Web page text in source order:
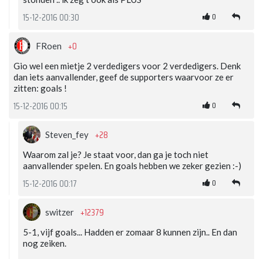
15-12-2016 00:30 0
FRoen +0
Gio wel een mietje 2 verdedigers voor 2 verdedigers. Denk
dan iets aanvallender, geef de supporters waarvoor ze er
zitten: goals !
15-12-2016 00:15 0
Steven_fey +28
Waarom zal je? Je staat voor, dan ga je toch niet
aanvallender spelen. En goals hebben we zeker gezien :-)
15-12-2016 00:17 0
switzer +12379
5-1, vijf goals... Hadden er zomaar 8 kunnen zijn.. En dan
nog zeiken.